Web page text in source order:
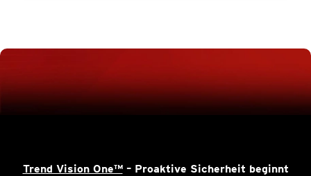
Trend Vision One™– Proaktive Sicherheit beginnt